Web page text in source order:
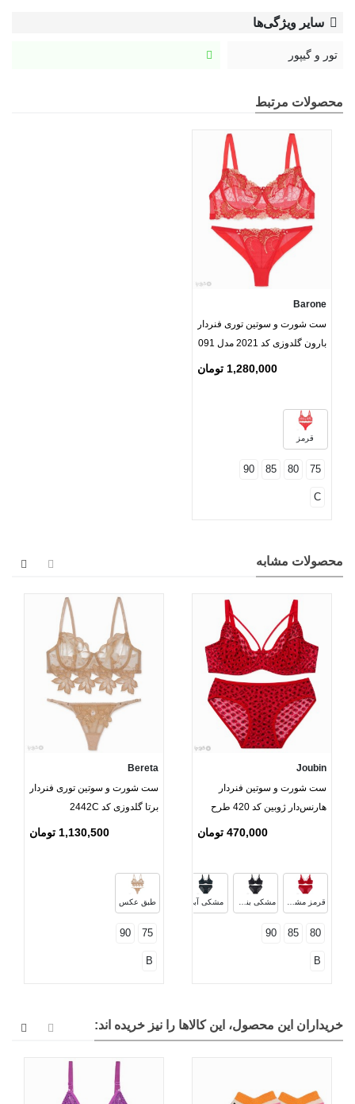
سایر ویژگی‌ها
تور و گیپور
محصولات مرتبط
Barone
ست شورت و سوتین توری فنردار
بارون گلدوزی کد 2021 مدل 091
1,280,000 تومان
قرمز
75
80
85
90
C
محصولات مشابه
Joubin
ست شورت و سوتین فنردار
هارنس‌دار ژوبین کد 420 طرح
470,000 تومان
قرمز مشکی مشکی بنفش مشکی آبی
مشکی صورتی
80
85
90
B
Bereta
ست شورت و سوتین توری فنردار
برتا گلدوزی کد 2442C
1,130,500 تومان
طبق عکس
75
90
B
خریداران این محصول، این کالاها را نیز خریده اند: